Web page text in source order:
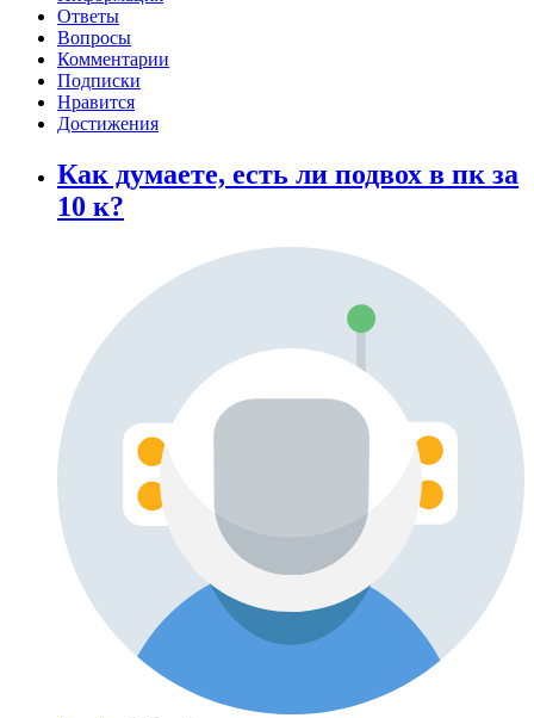
Ответы
Вопросы
Комментарии
Подписки
Нравится
Достижения
Как думаете, есть ли подвох в пк за
10 к?